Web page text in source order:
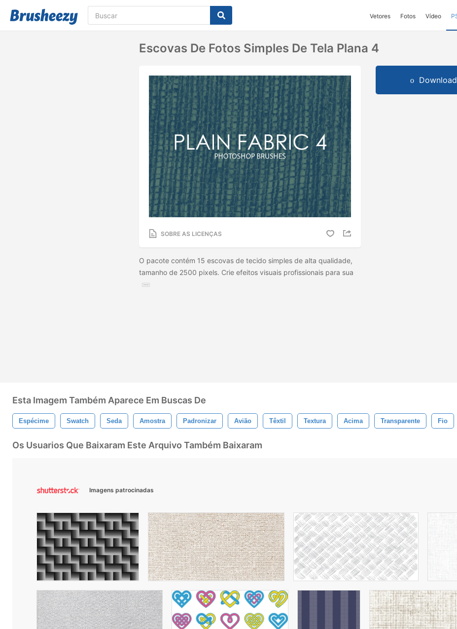
Vetores Fotos Vídeo
Escovas De Fotos Simples De Tela Plana 4
SOBRE AS LICENÇAS
O pacote contém 15 escovas de tecido simples de alta qualidade,
tamanho de 2500 pixels. Crie efeitos visuais profissionais para sua
Esta Imagem Também Aparece Em Buscas De
Espécime Swatch Seda Amostra Padronizar Avião Têxtil Textura Acima Transparente Fio
Os Usuarios Que Baixaram Este Arquivo Também Baixaram
Imagens patrocinadas